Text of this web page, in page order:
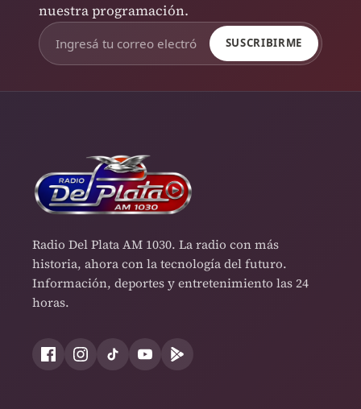
nuestra programación.
SUSCRIBIRME
Radio Del Plata AM 1030. La radio con más
historia, ahora con la tecnología del futuro.
Información, deportes y entretenimiento las 24
horas.